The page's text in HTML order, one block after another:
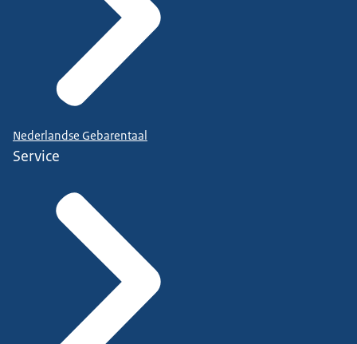
Nederlandse Gebarentaal
Service